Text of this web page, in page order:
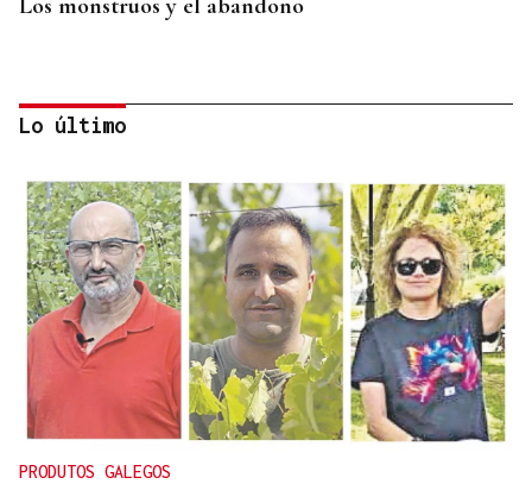
Los monstruos y el abandono
OBITUARIO
Muere a los 50 años el DJ francés Kavinsky, autor
del icónico tema "Nightcall"
Lo último
PRODUTOS GALEGOS